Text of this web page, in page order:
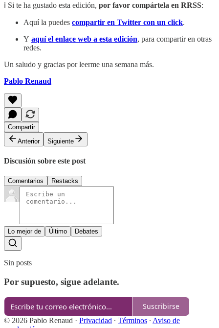
ℹ️ Si te ha gustado esta edición, por favor compártela en RRSS:
Aquí la puedes compartir en Twitter con un click.
Y aquí el enlace web a esta edición, para compartir en otras
redes.
Un saludo y gracias por leerme una semana más.
Pablo Renaud
Compartir
Anterior
Siguiente
Discusión sobre este post
Comentarios Restacks
Lo mejor de Último Debates
Sin posts
Por supuesto, sigue adelante.
Suscribirse
© 2026 Pablo Renaud · Privacidad ∙ Términos ∙ Aviso de